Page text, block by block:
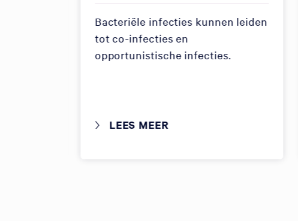
Bacteriële infecties kunnen leiden
tot co-infecties en
opportunistische infecties.
LEES MEER